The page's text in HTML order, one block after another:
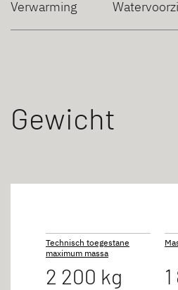
Verwarming
Gewicht
Technisch toegestane
maximum massa
2 200 kg